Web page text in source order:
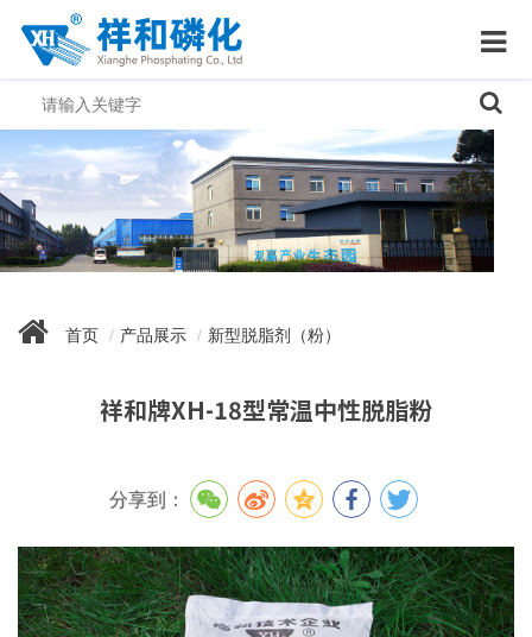
首页 产品展示 新型脱脂剂（粉）
祥和牌XH-18型常温中性脱脂粉
分享到：